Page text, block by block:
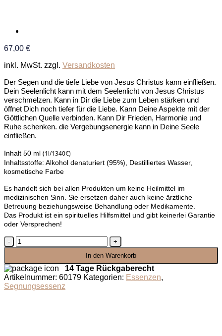
67,00 €
inkl. MwSt. zzgl. Versandkosten
Der Segen und die tiefe Liebe von Jesus Christus kann einfließen.
Dein Seelenlicht kann mit dem Seelenlicht von Jesus Christus
verschmelzen. Kann in Dir die Liebe zum Leben stärken und
öffnet Dich noch tiefer für die Liebe. Kann Deine Aspekte mit der
Göttlichen Quelle verbinden. Kann Dir Frieden, Harmonie und
Ruhe schenken. die Vergebungsenergie kann in Deine Seele
einfließen.
Inhalt 50 ml (1l/1340€)
Inhaltsstoffe: Alkohol denaturiert (95%), Destilliertes Wasser,
kosmetische Farbe
Es handelt sich bei allen Produkten um keine Heilmittel im
medizinischen Sinn. Sie ersetzen daher auch keine ärztliche
Betreuung beziehungsweise Behandlung oder Medikamente.
Das Produkt ist ein spirituelles Hilfsmittel und gibt keinerlei Garantie
oder Versprechen!
Segnungsessenz
Seelenlicht
Christus
Menge
In den Warenkorb
14 Tage Rückgaberecht
Artikelnummer: 60179 Kategorien: Essenzen,
Segnungsessenz